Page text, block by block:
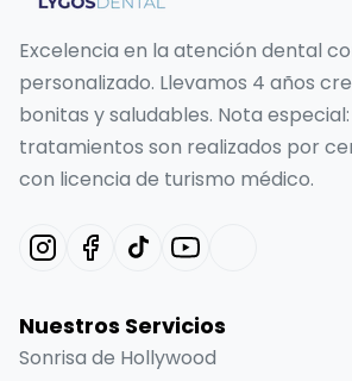
Excelencia en la atención dental
personalizado. Llevamos 4 años
bonitas y saludables. Nota
tratamientos son realizados por
con licencia de turismo médico.
Nuestros Servicios
Sonrisa de Hollywood